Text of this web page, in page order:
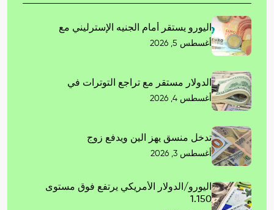
اليورو يستقر أمام الجنيه الإسترليني مع
أغسطس 5, 2026
الدولار مستقر مع تراجع التوترات في
أغسطس 4, 2026
تدخل منسق يهز الين ويدفع زوج
أغسطس 3, 2026
اليورو/الدولار الأمريكي يرتفع فوق مستوى
1.150